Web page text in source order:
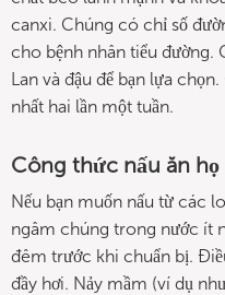
canxi. Chúng có chỉ số
cho bệnh nhân tiểu đường.
Lan và đậu để bạn lựa
nhất hai lần một tuần.
Công thức nấu ăn họ
Nếu bạn muốn nấu từ các
ngâm chúng trong nước ít
đêm trước khi chuẩn bị.
đầy hơi. Nảy mầm (ví dụ